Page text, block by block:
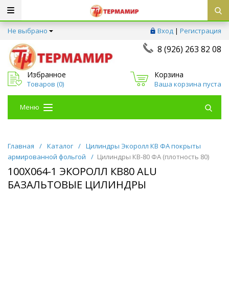
Не выбрано Вход | Регистрация
8 (926) 263 82 08
Избранное
Товаров (0)
Корзина
Ваша корзина пуста
Меню
Главная / Каталог / Цилиндры Экоролл КВ ФА покрыты
армированной фольгой
/ Цилиндры КВ-80 ФА (плотность 80)
100Х064-1 ЭКОРОЛЛ КВ80 ALU
БАЗАЛЬТОВЫЕ ЦИЛИНДРЫ